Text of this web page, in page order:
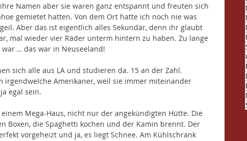
Namen aber sie waren ganz entspannt und freuten sich
gemietet hatten. Von dem Ort hatte ich noch nie was
Aber das ist eigentlich alles Sekundär, denn ihr glaubt
mal wieder vier Räder unterm hintern zu haben. Zu lange
… das war in Neuseeland!
sich alle aus LA und studieren da. 15 an der Zahl.
irgendwelche Amerikaner, weil sie immer miteinander
egal sein.
Mega-Haus, nicht nur der angekündigten Hütte. Die
Boxen, die Spaghetti kochen und der Kamin brennt. Der
vorgeheizt und ja, es liegt Schnee. Am Kühlschrank